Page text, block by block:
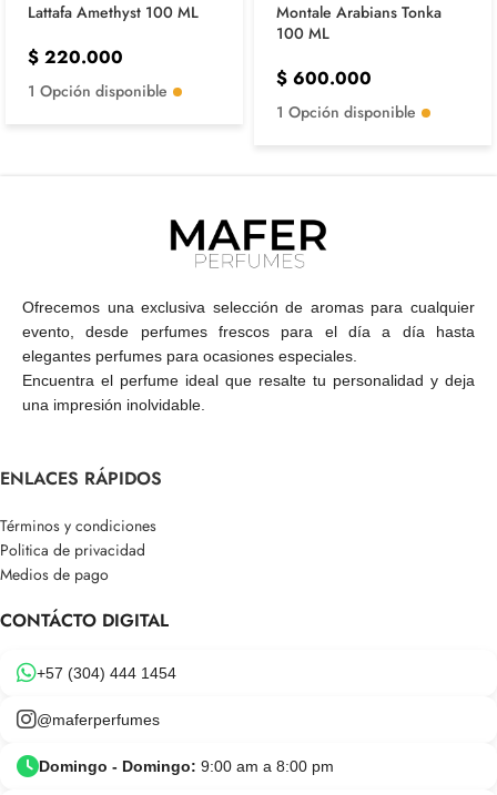
Lattafa Amethyst 100 ML
$ 220.000
1 Opción disponible
Montale Arabians Tonka
100 ML
$ 600.000
1 Opción disponible
Ofrecemos una exclusiva selección de aromas para cualquier
evento, desde perfumes frescos para el día a día hasta
elegantes perfumes para ocasiones especiales.
Encuentra el perfume ideal que resalte tu personalidad y deja
una impresión inolvidable.
ENLACES RÁPIDOS
Términos y condiciones
Politica de privacidad
Medios de pago
CONTÁCTO DIGITAL
+57 (304) 444 1454
@maferperfumes
Domingo - Domingo: 9:00 am a 8:00 pm